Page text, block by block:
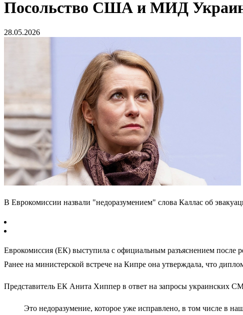
Посольство США и МИД
28.05.2026
В Еврокомиссии назвали "недоразумением" слова Каллас об
Еврокомиссия (ЕК) выступила с официальным разъяснением после
Ранее на министерской встрече на Кипре она утверждала, что
Представитель ЕК Анита Хиппер в ответ на запросы украинских
Это недоразумение, которое уже исправлено, в том числе в